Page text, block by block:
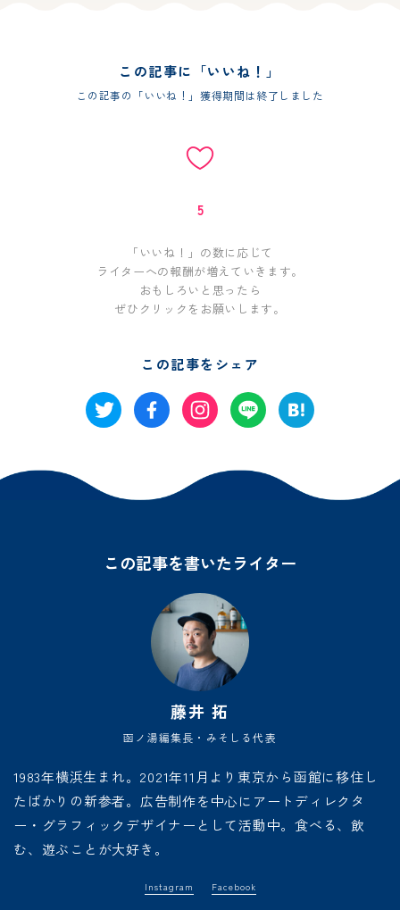
この記事に「いいね！」
この記事の「いいね！」獲得期間は終了しました
5
「いいね！」の数に応じて
ライターへの報酬が増えていきます。
おもしろいと思ったら
ぜひクリックをお願いします。
この記事をシェア
この記事を書いたライター
藤井 拓
函ノ湯編集長・みそしる代表
1983年横浜生まれ。2021年11月より東京から函館に移住し
たばかりの新参者。広告制作を中心にアートディレクタ
ー・グラフィックデザイナーとして活動中。食べる、飲
む、遊ぶことが大好き。
Instagram Facebook